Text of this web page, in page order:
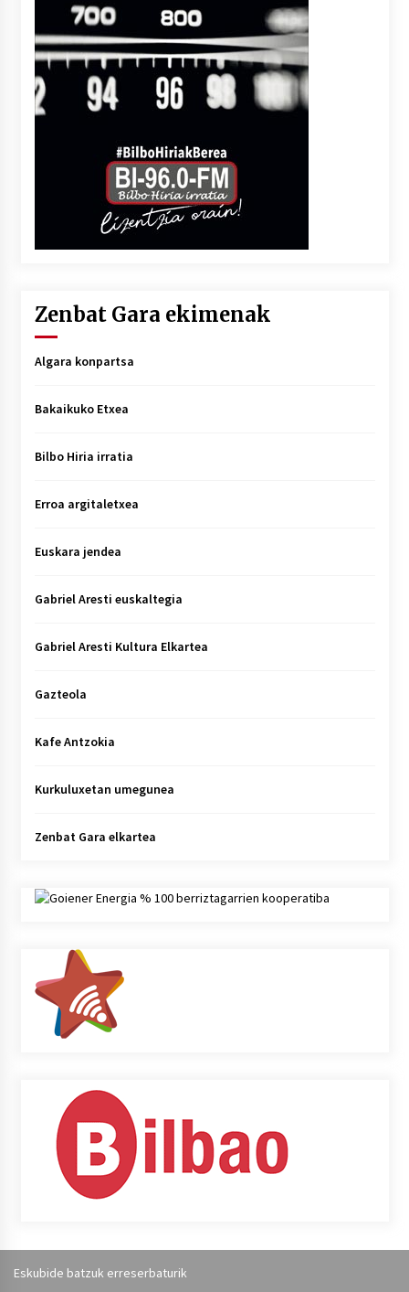
Zenbat Gara ekimenak
Algara konpartsa
Bakaikuko Etxea
Bilbo Hiria irratia
Erroa argitaletxea
Euskara jendea
Gabriel Aresti euskaltegia
Gabriel Aresti Kultura Elkartea
Gazteola
Kafe Antzokia
Kurkuluxetan umegunea
Zenbat Gara elkartea
Eskubide batzuk erreserbaturik